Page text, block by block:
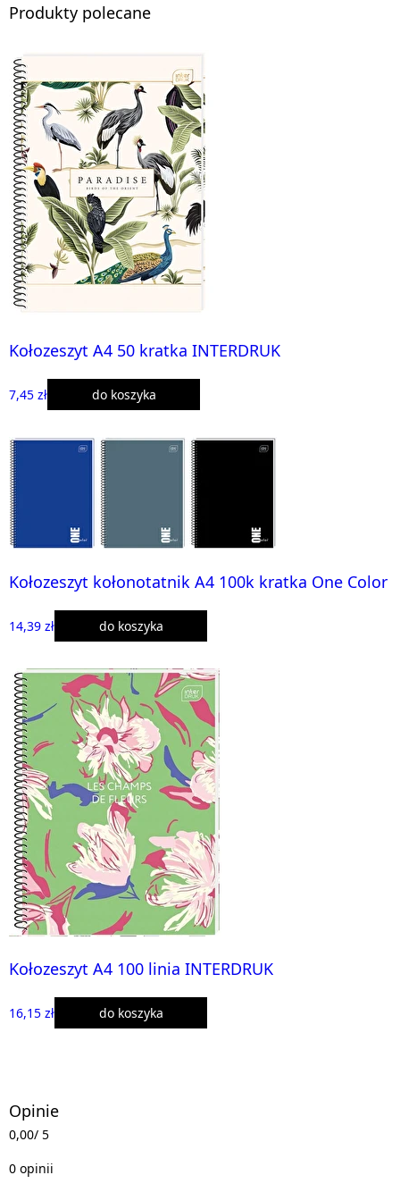
Produkty polecane
Kołozeszyt A4 50 kratka INTERDRUK
7,45 zł do koszyka
Kołozeszyt kołonotatnik A4 100k kratka One Color
14,39 zł do koszyka
Kołozeszyt A4 100 linia INTERDRUK
16,15 zł do koszyka
Opinie
0,00/ 5
0 opinii